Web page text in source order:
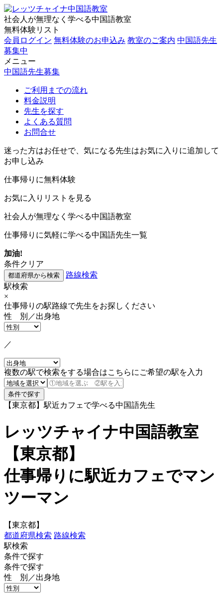
社会人が無理なく学べる中国語教室
無料体験リスト
会員ログイン 無料体験のお申込み 教室のご案内 中国語先生
募集中
メニュー
中国語先生募集
ご利用までの流れ
料金説明
先生を探す
よくある質問
お問合せ
迷った方はお任せで、気になる先生はお気に入りに追加して
お申し込み
仕事帰りに無料体験
お気に入りリストを見る
社会人が無理なく学べる中国語教室
仕事帰りに気軽に学べる中国語先生一覧
加油!
条件クリア
路線検索
駅検索
×
仕事帰りの駅路線で先生をお探しください
性 別／出身地
／
複数の駅で検索をする場合はこちらにご希望の駅を入力
【東京都】駅近カフェで学べる中国語先生
レッツチャイナ中国語教室
【東京都】
仕事帰りに駅近カフェでマン
ツーマン
【東京都】
都道府県検索 路線検索
駅検索
条件で探す
条件で探す
性 別／出身地